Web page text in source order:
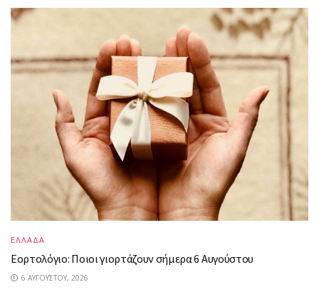
ΕΛΛΑΔΑ
Εορτολόγιο: Ποιοι γιορτάζουν σήμερα 6 Αυγούστου
6 ΑΥΓΟΎΣΤΟΥ, 2026